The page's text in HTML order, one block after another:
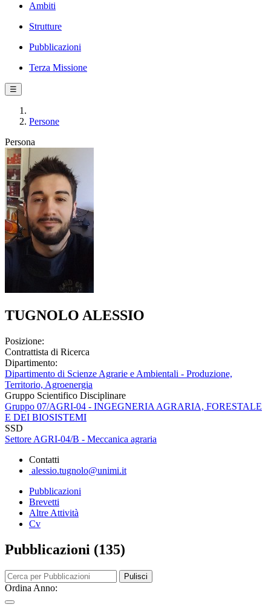
Ambiti
Strutture
Pubblicazioni
Terza Missione
☰
Persone
Persona
TUGNOLO ALESSIO
Posizione:
Contrattista di Ricerca
Dipartimento:
Dipartimento di Scienze Agrarie e Ambientali - Produzione,
Territorio, Agroenergia
Gruppo Scientifico Disciplinare
Gruppo 07/AGRI-04 - INGEGNERIA AGRARIA, FORESTALE
E DEI BIOSISTEMI
SSD
Settore AGRI-04/B - Meccanica agraria
Contatti
alessio.tugnolo@unimi.it
Pubblicazioni
Brevetti
Altre Attività
Cv
Pubblicazioni (135)
Pulisci
Ordina Anno: